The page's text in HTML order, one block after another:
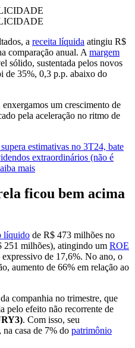
a receita líquida atingiu R$
comparação anual. A margem
sólido, sustentada pelos novos
de 35%, 0,3 p.p. abaixo do
enxergamos um crescimento de
pela aceleração no ritmo de
estimativas no 3T24, bate
extraordinários (não é
mais
ficou bem acima
líquido de R$ 473 milhões no
251 milhões), atingindo um ROE
de 17,6%. No ano, o
aumento de 66% em relação ao
da companhia no trimestre, que
pelo efeito não recorrente de
. Com isso, seu
casa de 7% do patrimônio